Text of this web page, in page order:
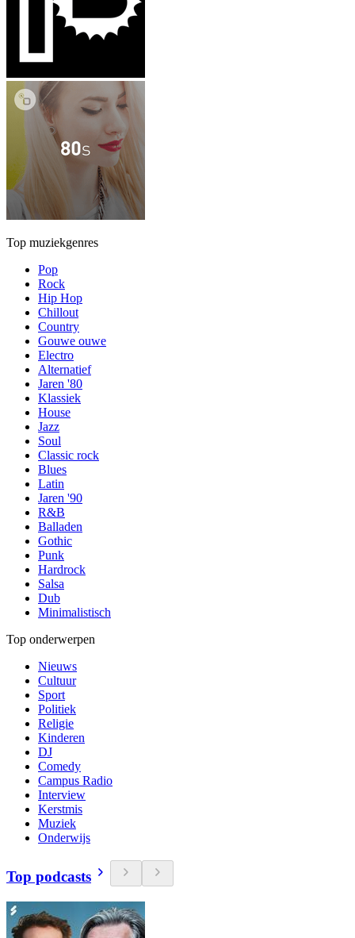
Top muziekgenres
Pop
Rock
Hip Hop
Chillout
Country
Gouwe ouwe
Electro
Alternatief
Jaren '80
Klassiek
House
Jazz
Soul
Classic rock
Blues
Latin
Jaren '90
R&B
Balladen
Gothic
Punk
Hardrock
Salsa
Dub
Minimalistisch
Top onderwerpen
Nieuws
Cultuur
Sport
Politiek
Religie
Kinderen
DJ
Comedy
Campus Radio
Interview
Kerstmis
Muziek
Onderwijs
Top podcasts